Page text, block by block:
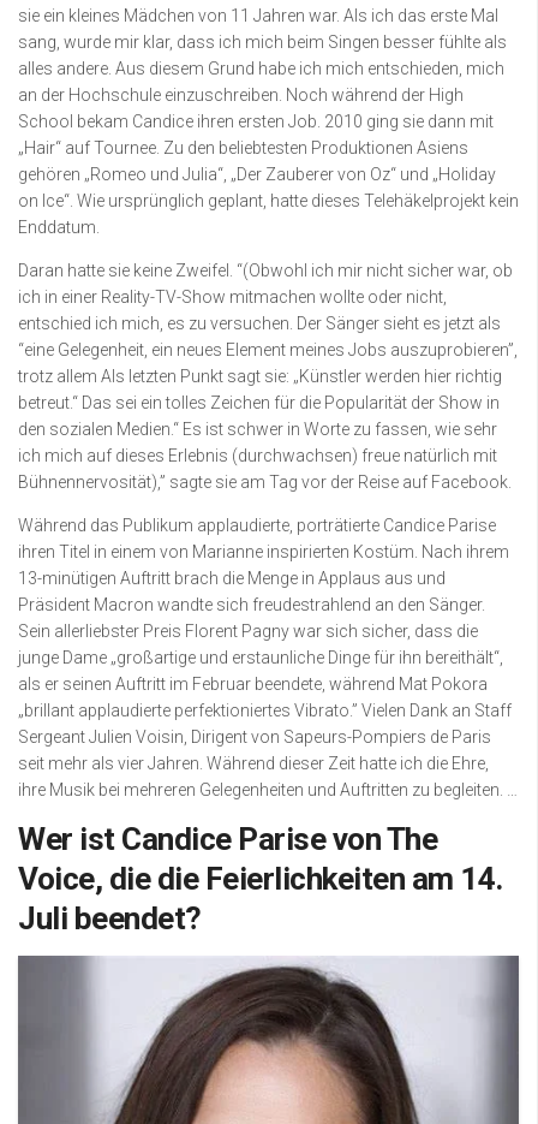
sie ein kleines Mädchen von 11 Jahren war. Als ich das erste Mal
sang, wurde mir klar, dass ich mich beim Singen besser fühlte als
alles andere. Aus diesem Grund habe ich mich entschieden, mich
an der Hochschule einzuschreiben. Noch während der High
School bekam Candice ihren ersten Job. 2010 ging sie dann mit
„Hair“ auf Tournee. Zu den beliebtesten Produktionen Asiens
gehören „Romeo und Julia“, „Der Zauberer von Oz“ und „Holiday
on Ice“. Wie ursprünglich geplant, hatte dieses Telehäkelprojekt kein
Enddatum.
Daran hatte sie keine Zweifel. “(Obwohl ich mir nicht sicher war, ob
ich in einer Reality-TV-Show mitmachen wollte oder nicht,
entschied ich mich, es zu versuchen. Der Sänger sieht es jetzt als
“eine Gelegenheit, ein neues Element meines Jobs auszuprobieren”,
trotz allem Als letzten Punkt sagt sie: „Künstler werden hier richtig
betreut.“ Das sei ein tolles Zeichen für die Popularität der Show in
den sozialen Medien.“ Es ist schwer in Worte zu fassen, wie sehr
ich mich auf dieses Erlebnis (durchwachsen) freue natürlich mit
Bühnennervosität),” sagte sie am Tag vor der Reise auf Facebook.
Während das Publikum applaudierte, porträtierte Candice Parise
ihren Titel in einem von Marianne inspirierten Kostüm. Nach ihrem
13-minütigen Auftritt brach die Menge in Applaus aus und
Präsident Macron wandte sich freudestrahlend an den Sänger.
Sein allerliebster Preis Florent Pagny war sich sicher, dass die
junge Dame „großartige und erstaunliche Dinge für ihn bereithält“,
als er seinen Auftritt im Februar beendete, während Mat Pokora
„brillant applaudierte perfektioniertes Vibrato.” Vielen Dank an Staff
Sergeant Julien Voisin, Dirigent von Sapeurs-Pompiers de Paris
seit mehr als vier Jahren. Während dieser Zeit hatte ich die Ehre,
ihre Musik bei mehreren Gelegenheiten und Auftritten zu begleiten. …
Wer ist Candice Parise von The
Voice, die die Feierlichkeiten am 14.
Juli beendet?